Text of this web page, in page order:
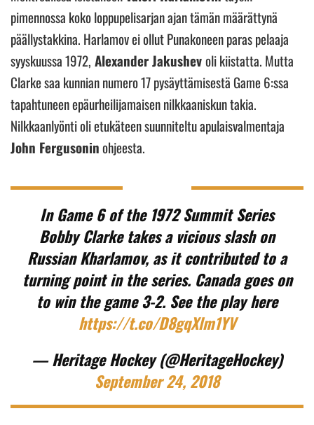
pimennossa koko loppupelisarjan ajan tämän määrättynä
päällystakkina. Harlamov ei ollut Punakoneen paras pelaaja
syyskuussa 1972, Alexander Jakushevoli kiistatta. Mutta
Clarke saa kunnian numero 17 pysäyttämisestä Game 6:ssa
tapahtuneen epäurheilijamaisen nilkkaaniskun takia.
Nilkkaanlyönti oli etukäteen suunniteltu apulaisvalmentaja
John Fergusoninohjeesta.
In Game 6 of the 1972 Summit Series
Bobby Clarke takes a vicious slash on
Russian Kharlamov, as it contributed to a
turning point in the series. Canada goes on
to win the game 3-2. See the play here
https://t.co/D8gqXlm1YV
— Heritage Hockey (@HeritageHockey)
September 24, 2018